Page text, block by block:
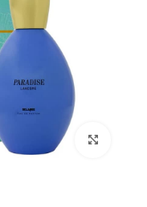
بزرگنمایی تصویر